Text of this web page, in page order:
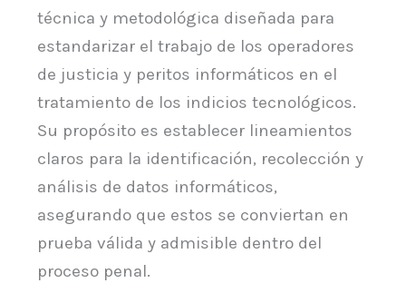
técnica y metodológica diseñada para
estandarizar el trabajo de los operadores
de justicia y peritos informáticos en el
tratamiento de los indicios tecnológicos.
Su propósito es establecer lineamientos
claros para la identificación, recolección y
análisis de datos informáticos,
asegurando que estos se conviertan en
prueba válida y admisible dentro del
proceso penal.